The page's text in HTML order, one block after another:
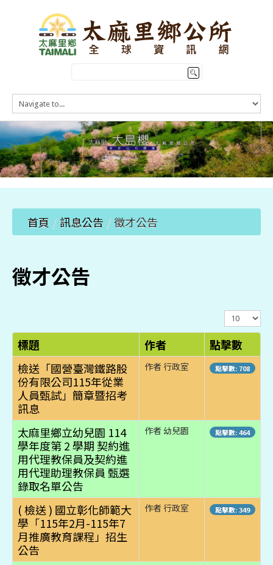
HOME
訊息公告
本鄉簡介
公所介紹
觀光導覽
便民服務
首頁 / 訊息公告 /徵才公告
徵才公告
顯
示
數
目
標題 作者
點擊數
檢送「國營臺灣鐵路股
份有限公司115年從業
人員甄試」簡章暨招考
訊息
作者 行政室 點擊數: 708
太麻里鄉立幼兒園 114
學年度第 2 學期 契約進
用代理教保員及契約進
用代理助理教保員 甄選
錄取名單公告
作者 幼兒園 點擊數: 464
( 檢送 ) 國立彰化師範大
學「115年2月-115年7
月推廣教育課程」招生
公告
作者 行政室 點擊數: 349